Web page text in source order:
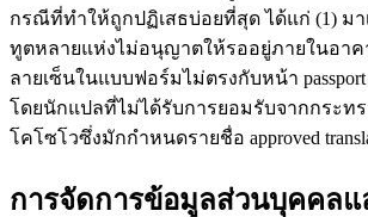
กรณีที่ทำให้ถูกปฏิเสธบ่อยที่สุด ได้แก่ (1) ม
ทูตหลายแห่งไม่อนุญาตให้รออยู่ภายในอาค
ลายเซ็นในแบบฟอร์มไม่ตรงกับหน้า
โดยนักแปลที่ไม่ได้รับการยอมรับจากกระท
โคโซโวซึ่งมักกำหนดรายชื่อ approved
การจัดการข้อมูลส่วนบุคคลแ